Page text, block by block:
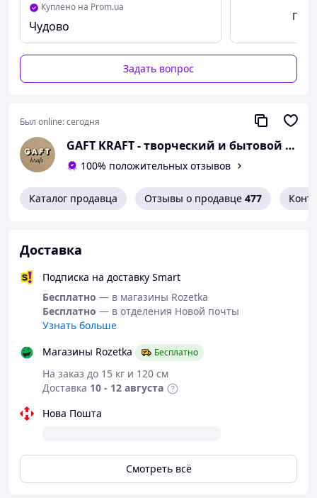
"Космический Пузырь" — не просто игрушка, а
яркое впечатление, которое остаётся в
памяти! Идеальный подарок на день рождения или
Куплено на Prom.ua
Чудово
Задать вопрос
Был online:сегодня
GAFT KRAFT - творческий и бытовой магазин
100% положительных отзывов
Каталог продавца Отзывы о продавце 477
Доставка
Подписка на доставку Smart
Бесплатно — в магазины Rozetka
Бесплатно — в отделения Новой почты
Узнать больше
Магазины Rozetka
Бесплатно
На заказ до 15 кг и 120 см
Доставка 10 - 12 августа
Нова Пошта
Смотреть всё